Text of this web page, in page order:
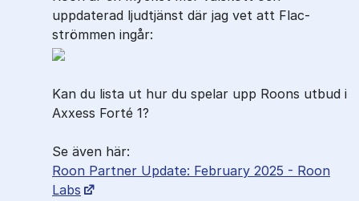
uppdaterad ljudtjänst där jag vet att Flac-
strömmen ingår:
Kan du lista ut hur du spelar upp Roons utbud i
Axxess Forté 1?
Se även här:
Roon Partner Update: February 2025 - Roon
Labs